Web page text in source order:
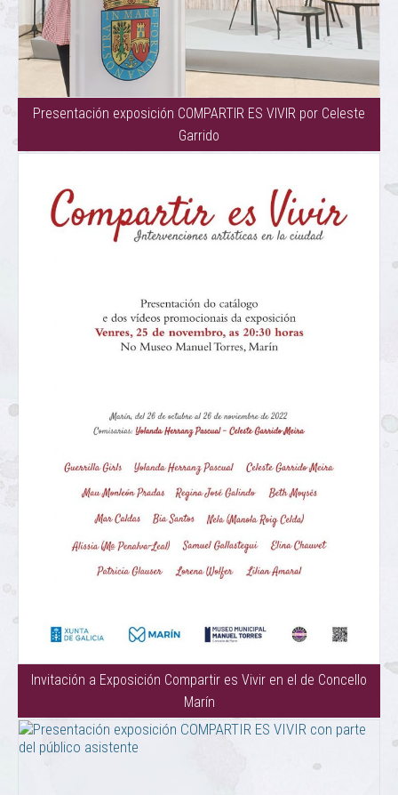
Presentación exposición COMPARTIR ES VIVIR por Celeste
Garrido
Invitación a Exposición Compartir es Vivir en el de Concello
Marín